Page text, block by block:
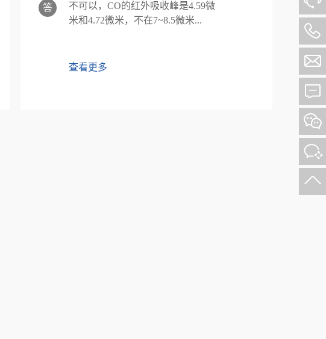
答
不可以，CO的红外吸收峰是4.59微
米和4.72微米，不在7~8.5微米...
查看更多